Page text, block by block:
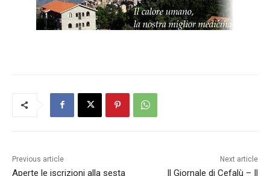
Previous article
Aperte le iscrizioni alla sesta
Next article
Il Giornale di Cefalù – Il